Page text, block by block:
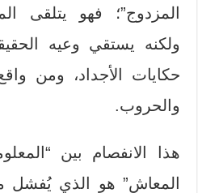
المزدوج”؛ فهو يتلقى
ولكنه يستقي وعيه
حكايات الأجداد، ومن
والحروب.
هذا الانفصام بين
المعاش” هو الذي يُفشل